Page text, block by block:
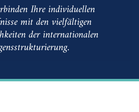
Ihre individuellen
mit den vielfältigen
der internationalen